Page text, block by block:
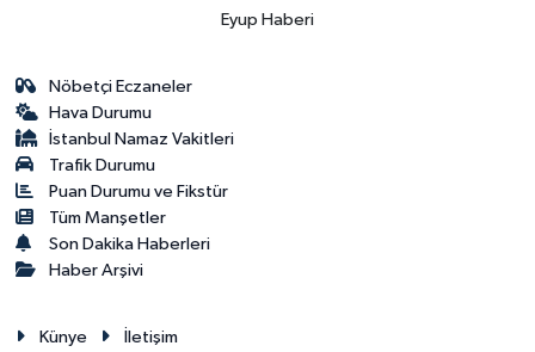
Eyup Haberi
Nöbetçi Eczaneler
Hava Durumu
İstanbul Namaz Vakitleri
Trafik Durumu
Puan Durumu ve Fikstür
Tüm Manşetler
Son Dakika Haberleri
Haber Arşivi
Künye İletişim